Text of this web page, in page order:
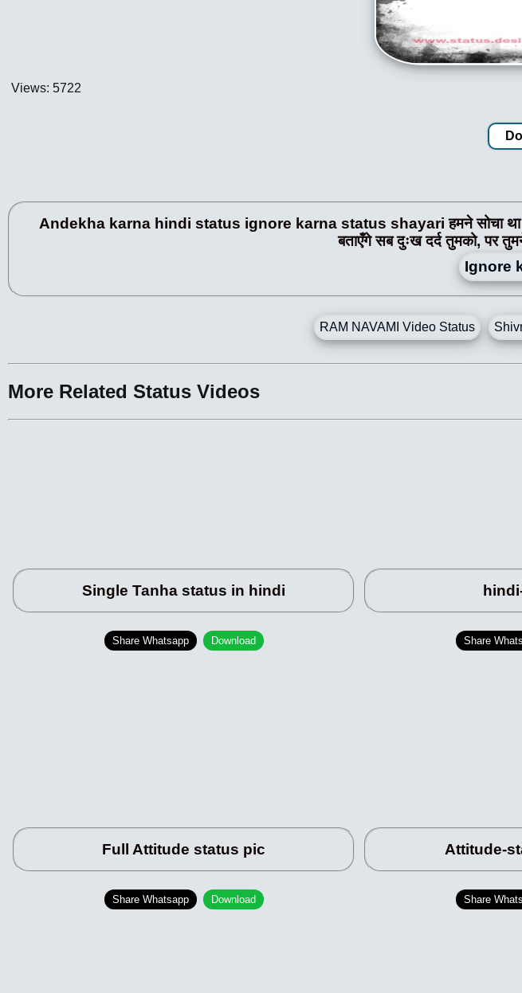
Views: 5722
Andekha karna hindi status ignore karna status shayari हमने सोचा था की
बताएँगे सब दुःख दर्द तुमको, पर
Ignore
RAM NAVAMI Video Status
More Related Status Videos
Single Tanha status in hindi
Share Whatsapp Download Share
Full Attitude status pic
Share Whatsapp Download
Attitude-
Share